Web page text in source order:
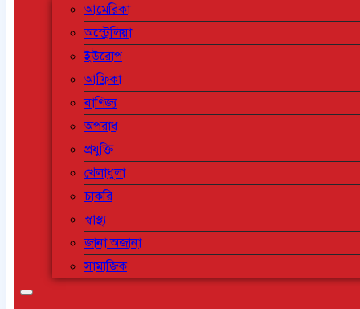
আমেরিকা
অস্ট্রেলিয়া
ইউরোপ
আফ্রিকা
বাণিজ্য
অপরাধ
প্রযুক্তি
খেলাধুলা
চাকরি
স্বাস্থ্য
জানা অজানা
সামাজিক